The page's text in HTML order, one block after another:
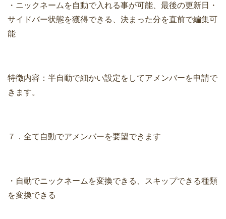
・ニックネームを自動で入れる事が可能、最後の更新日・
サイドバー状態を獲得できる、決まった分を直前で編集可
能
特徴内容：半自動で細かい設定をしてアメンバーを申請で
きます。
７．全て自動でアメンバーを要望できます
・自動でニックネームを変換できる、スキップできる種類
を変換できる